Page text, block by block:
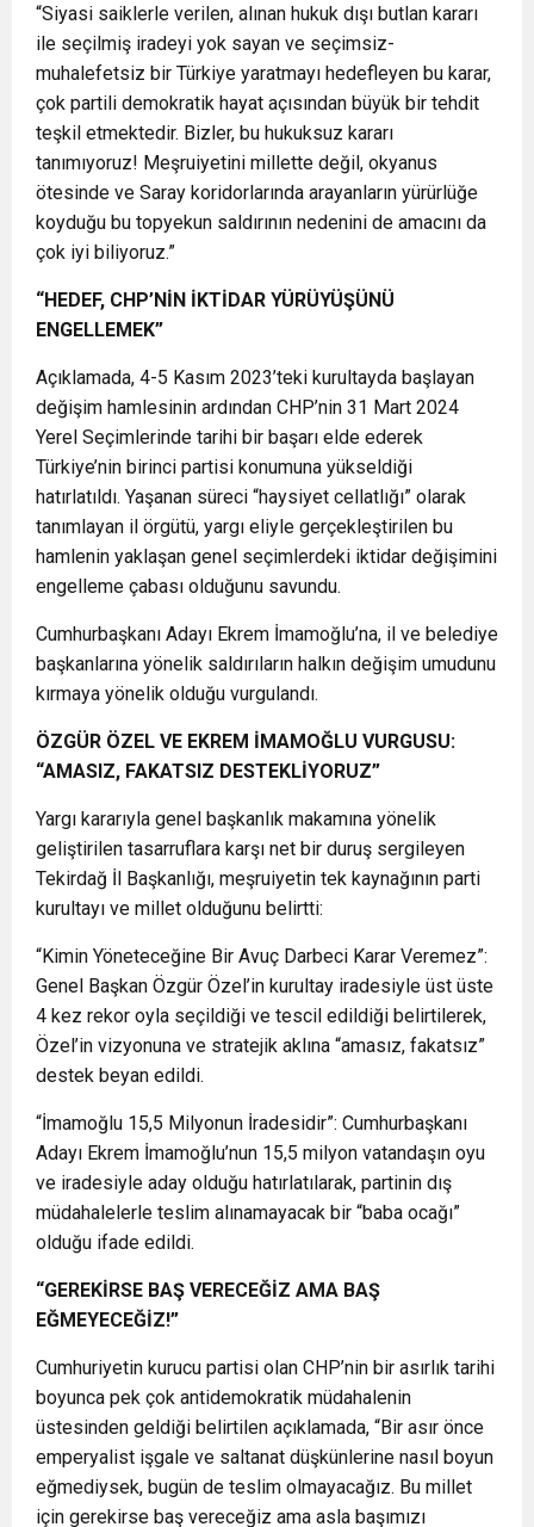
“Siyasi saiklerle verilen, alınan hukuk dışı butlan kararı
ile seçilmiş iradeyi yok sayan ve seçimsiz-
muhalefetsiz bir Türkiye yaratmayı hedefleyen bu karar,
çok partili demokratik hayat açısından büyük bir tehdit
teşkil etmektedir. Bizler, bu hukuksuz kararı
tanımıyoruz! Meşruiyetini millette değil, okyanus
ötesinde ve Saray koridorlarında arayanların yürürlüğe
koyduğu bu topyekun saldırının nedenini de amacını da
çok iyi biliyoruz.”
“HEDEF, CHP’NİN İKTİDAR YÜRÜYÜŞÜNÜ
ENGELLEMEK”
Açıklamada, 4-5 Kasım 2023’teki kurultayda başlayan
değişim hamlesinin ardından CHP’nin 31 Mart 2024
Yerel Seçimlerinde tarihi bir başarı elde ederek
Türkiye’nin birinci partisi konumuna yükseldiği
hatırlatıldı. Yaşanan süreci “haysiyet cellatlığı” olarak
tanımlayan il örgütü, yargı eliyle gerçekleştirilen bu
hamlenin yaklaşan genel seçimlerdeki iktidar değişimini
engelleme çabası olduğunu savundu.
Cumhurbaşkanı Adayı Ekrem İmamoğlu’na, il ve belediye
başkanlarına yönelik saldırıların halkın değişim umudunu
kırmaya yönelik olduğu vurgulandı.
ÖZGÜR ÖZEL VE EKREM İMAMOĞLU VURGUSU:
“AMASIZ, FAKATSIZ DESTEKLİYORUZ”
Yargı kararıyla genel başkanlık makamına yönelik
geliştirilen tasarruflara karşı net bir duruş sergileyen
Tekirdağ İl Başkanlığı, meşruiyetin tek kaynağının parti
kurultayı ve millet olduğunu belirtti:
“Kimin Yöneteceğine Bir Avuç Darbeci Karar Veremez”:
Genel Başkan Özgür Özel’in kurultay iradesiyle üst üste
4 kez rekor oyla seçildiği ve tescil edildiği belirtilerek,
Özel’in vizyonuna ve stratejik aklına “amasız, fakatsız”
destek beyan edildi.
“İmamoğlu 15,5 Milyonun İradesidir”: Cumhurbaşkanı
Adayı Ekrem İmamoğlu’nun 15,5 milyon vatandaşın oyu
ve iradesiyle aday olduğu hatırlatılarak, partinin dış
müdahalelerle teslim alınamayacak bir “baba ocağı”
olduğu ifade edildi.
“GEREKİRSE BAŞ VERECEĞİZ AMA BAŞ
EĞMEYECEĞİZ!”
Cumhuriyetin kurucu partisi olan CHP’nin bir asırlık tarihi
boyunca pek çok antidemokratik müdahalenin
üstesinden geldiği belirtilen açıklamada, “Bir asır önce
emperyalist işgale ve saltanat düşkünlerine nasıl boyun
eğmediysek, bugün de teslim olmayacağız. Bu millet
için gerekirse baş vereceğiz ama asla başımızı